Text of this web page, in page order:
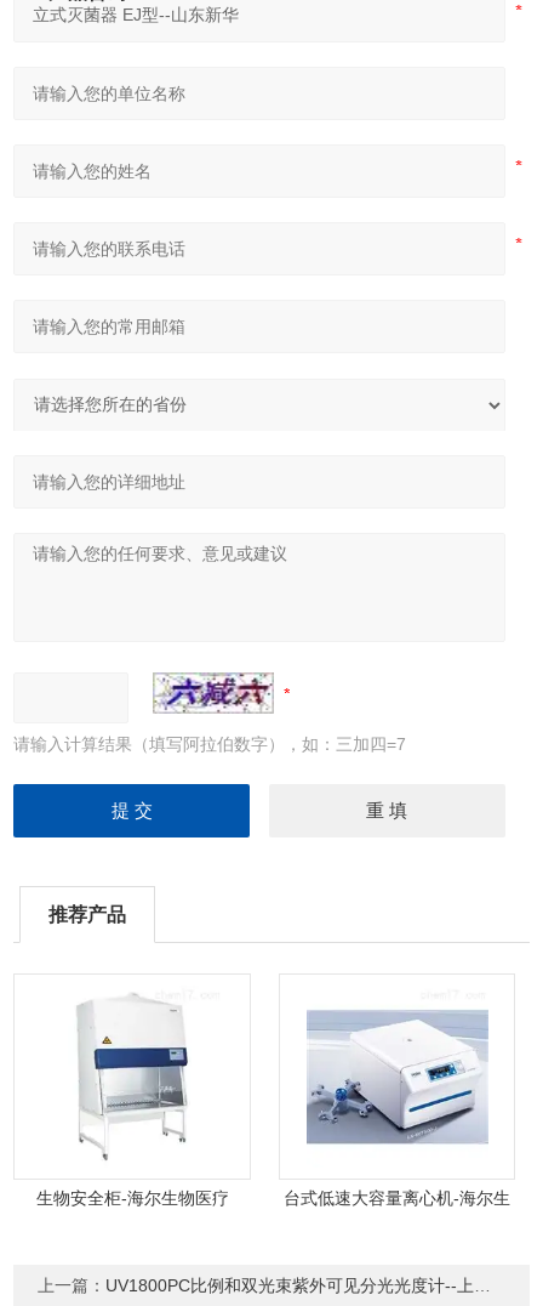
请输入计算结果（填写阿拉伯数字），如：三加四=7
推荐产品
生物安全柜-海尔生物医疗
台式低速大容量离心机-海尔生
上一篇： UV1800PC比例和双光束紫外可见分光光度计--上海菁华